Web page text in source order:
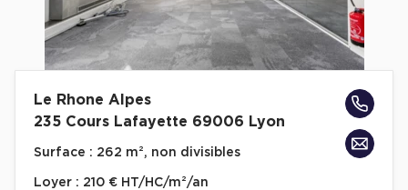
Plateaux opérés à Lyon
Plateaux opérés à Neuilly-sur-Seine
Plateaux opérés à Saint-Ouen
Plateaux opérés à Boulogne-Billancourt
Bureaux privés avec terrasse
Le Rhone Alpes
235 Cours Lafayette 69006 Lyon
Surface : 262 m², non divisibles
Loyer : 210 € HT/HC/m²/an